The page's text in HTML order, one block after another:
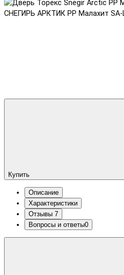
СНЕГИРЬ АРКТИК PP Малахит SA-
Купить
Описание
Характеристики
Отзывы 7
Вопросы и ответы0